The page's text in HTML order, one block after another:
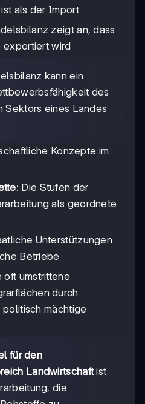
als der Import
zeigt an, dass
exportiert wird
kann ein
des
Sektors eines Landes
Konzepte im
: Die Stufen der
als geordnete
Unterstützungen
Betriebe
oft umstrittene
durch
mächtige
für den
Landwirtschaftist
die